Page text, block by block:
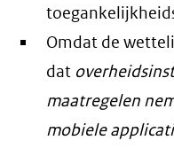
Omdat de
dat
maatregelen
mobiele